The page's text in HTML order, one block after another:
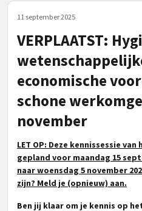
11 september 2025
VERPLAATST:
economische
schone
november
LET OP: Deze kennissessie
gepland voor maandag 15
naar woensdag 5 november
zijn? Meld je (opnieuw) aan.
Ben jij klaar om je kennis op